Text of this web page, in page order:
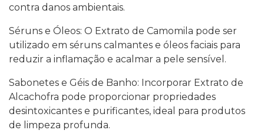
contra danos ambientais.
Séruns e Óleos: O Extrato de Camomila pode ser
utilizado em séruns calmantes e óleos faciais para
reduzir a inflamação e acalmar a pele sensível.
Sabonetes e Géis de Banho: Incorporar Extrato de
Alcachofra pode proporcionar propriedades
desintoxicantes e purificantes, ideal para produtos
de limpeza profunda.